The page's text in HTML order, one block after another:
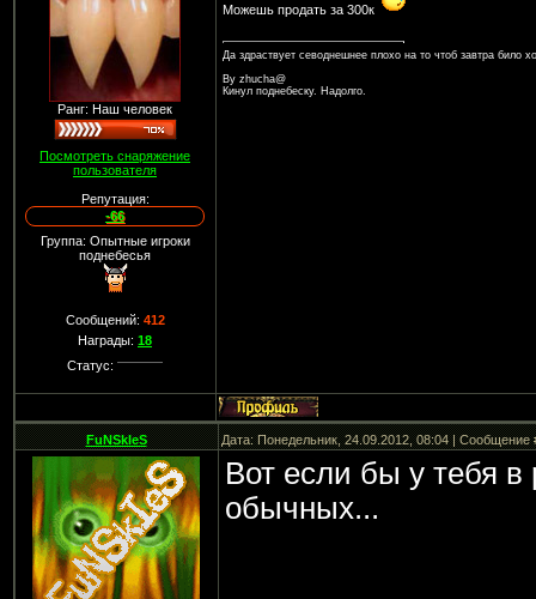
Ранг: Наш человек
Посмотреть снаряжение
пользователя
Репутация:
-66
Группа: Опытные игроки
поднебесья
Сообщений: 412
Награды: 18
Статус:
Можешь продать за 300к
Да здраствует севоднешнее плохо на то чтоб завтра било
By zhucha@
Кинул поднебеску. Надолго.
FuNSkIeS Дата: Понедельник, 24.09.2012, 08:04 | Сообщение
Вот если бы у тебя в
обычных...